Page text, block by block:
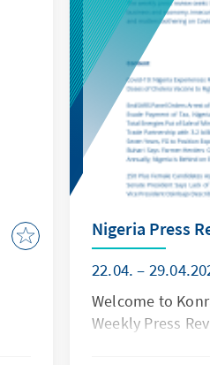
Nigeria Press
22.04. –
Welcome to
Weekly Press